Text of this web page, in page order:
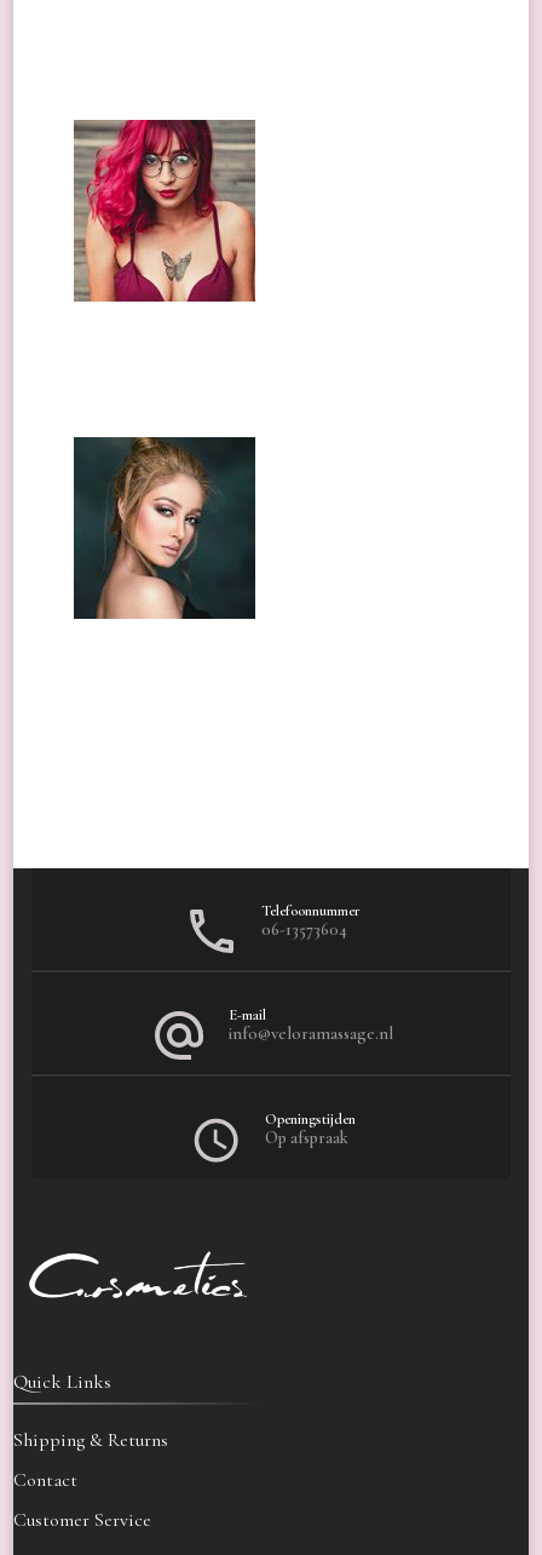
Telefoonnummer
06-13573604
E-mail
info@veloramassage.nl
Openingstijden
Op afspraak
Quick Links
Shipping & Returns
Contact
Customer Service